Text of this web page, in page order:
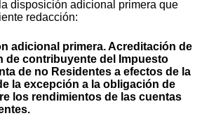
disposición adicional primera que
redacción:
adicional primera. Acreditación de
de contribuyente del Impuesto
de no Residentes a efectos de la
la excepción a la obligación de
los rendimientos de las cuentas